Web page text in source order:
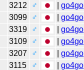
3212 ♂ |go4go
3099 ♂ |go4go
3319 ♂ |go4go
3109 ♂ |go4go
3207 ♂ |go4go
3115 ♂ |go4go